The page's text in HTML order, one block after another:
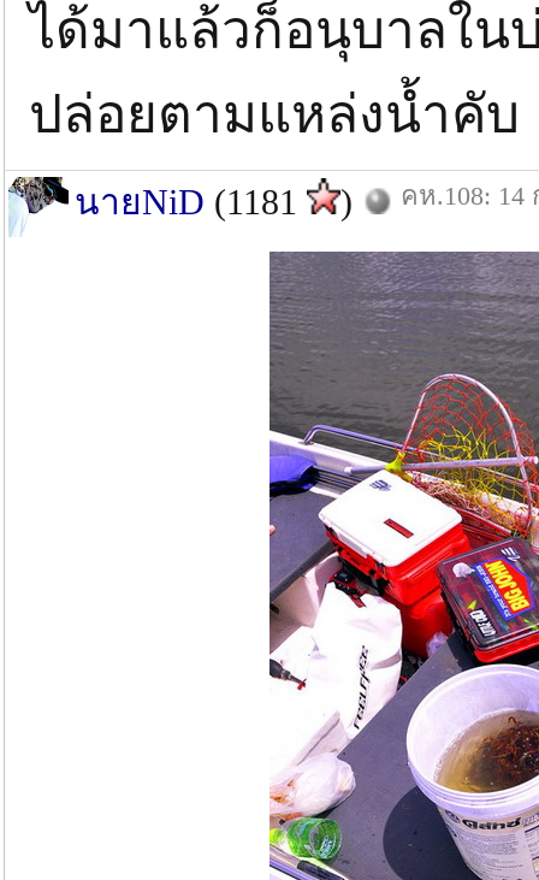
ได้มาแล้วก็อนุบาลใน
ปล่อยตามแหล่งน้ำคับ
นายNiD (1181 ) คห.108: 14